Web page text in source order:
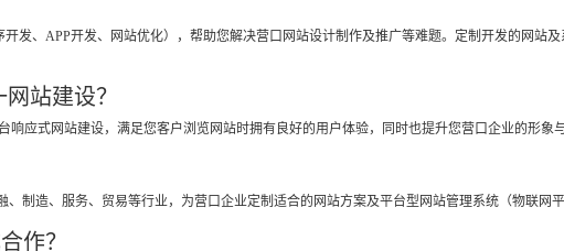
发、APP开发、网站优化），帮助您解决营口网站设计制作及推广等难题。定制开发的网站
站建设？
应式网站建设，满足您客户浏览网站时拥有良好的用户体验，同时也提升您营口企业的形象与
制造、服务、贸易等行业，为营口企业定制适合的网站方案及平台型网站管理系统（物联网
作？